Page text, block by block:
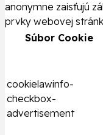
anonymne zaisťujú
prvky webovej
Súbor Cookie
cookielawinfo-
checkbox-
advertisement